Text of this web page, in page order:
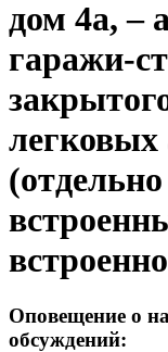
дом 4а, –
гаражи-
легковых
Оповещение о
обсуждений: